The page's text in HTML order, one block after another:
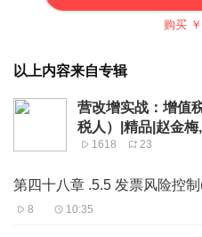
购买 ￥
以上内容来自专辑
营改增实战：增值
税人）|精品|赵金
1618 23
第四十八章 .5.5 发票风险控
8 10:35